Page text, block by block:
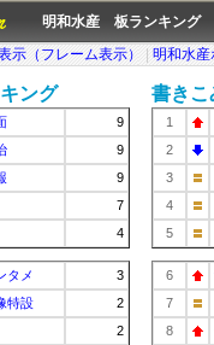
明和水産 板ランキング
示（フレーム表示）
明和水産
ング
9
9
9
7
4
タメ
3
特設
2
2
書きこ
1
2
3
4
5
6
7
8